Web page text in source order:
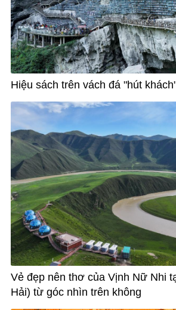
Hiệu sách trên vách đá "hút
Vẻ đẹp nên thơ của Vịnh Nữ Nhi
Hải) từ góc nhìn trên không